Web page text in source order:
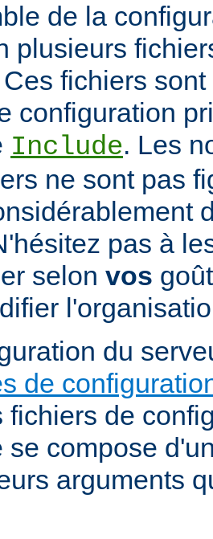
de la
plusieurs
fichiers
configuration
Include. Les
ne sont pas
pas à
selon vos
du
de
fichiers de
se compose
arguments